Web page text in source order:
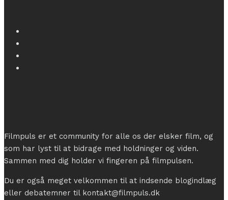
Filmpuls er et community for alle os der elsker film, og
som har lyst til at bidrage med holdninger og viden.
Sammen med dig holder vi fingeren på filmpulsen.
Du er også meget velkommen til at indsende blogindlæg
eller debatemner til kontakt@filmpuls.dk